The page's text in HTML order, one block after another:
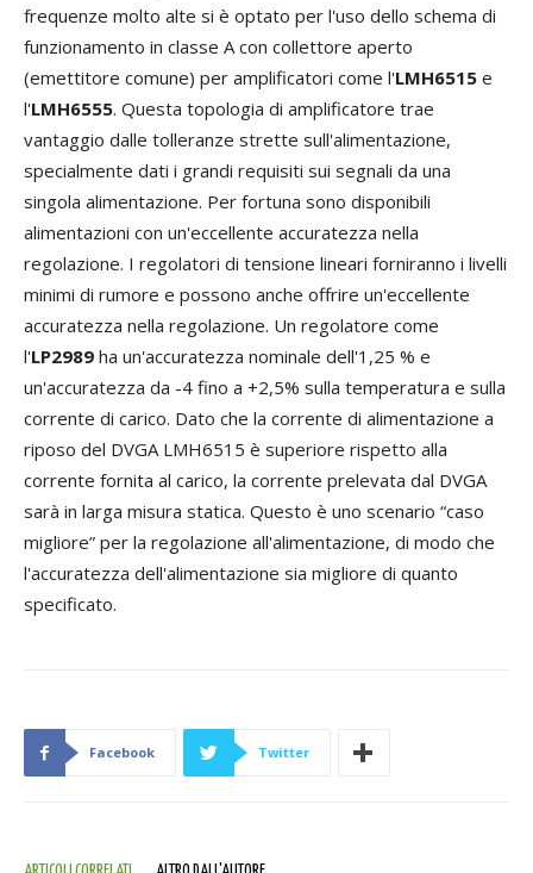
frequenze molto alte si è optato per l'uso dello schema di
funzionamento in classe A con collettore aperto
(emettitore comune) per amplificatori come l'LMH6515 e
l'LMH6555. Questa topologia di amplificatore trae
vantaggio dalle tolleranze strette sull'alimentazione,
specialmente dati i grandi requisiti sui segnali da una
singola alimentazione. Per fortuna sono disponibili
alimentazioni con un'eccellente accuratezza nella
regolazione. I regolatori di tensione lineari forniranno i livelli
minimi di rumore e possono anche offrire un'eccellente
accuratezza nella regolazione. Un regolatore come
l'LP2989 ha un'accuratezza nominale dell'1,25 % e
un'accuratezza da -4 fino a +2,5% sulla temperatura e sulla
corrente di carico. Dato che la corrente di alimentazione a
riposo del DVGA LMH6515 è superiore rispetto alla
corrente fornita al carico, la corrente prelevata dal DVGA
sarà in larga misura statica. Questo è uno scenario “caso
migliore” per la regolazione all'alimentazione, di modo che
l'accuratezza dell'alimentazione sia migliore di quanto
specificato.
Facebook Twitter